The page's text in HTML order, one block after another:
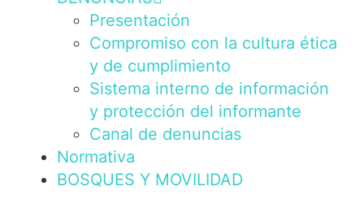
Presentación
Compromiso con la cultura ética
y de cumplimiento
Sistema interno de información
y protección del informante
Canal de denuncias
Normativa
BOSQUES Y MOVILIDAD